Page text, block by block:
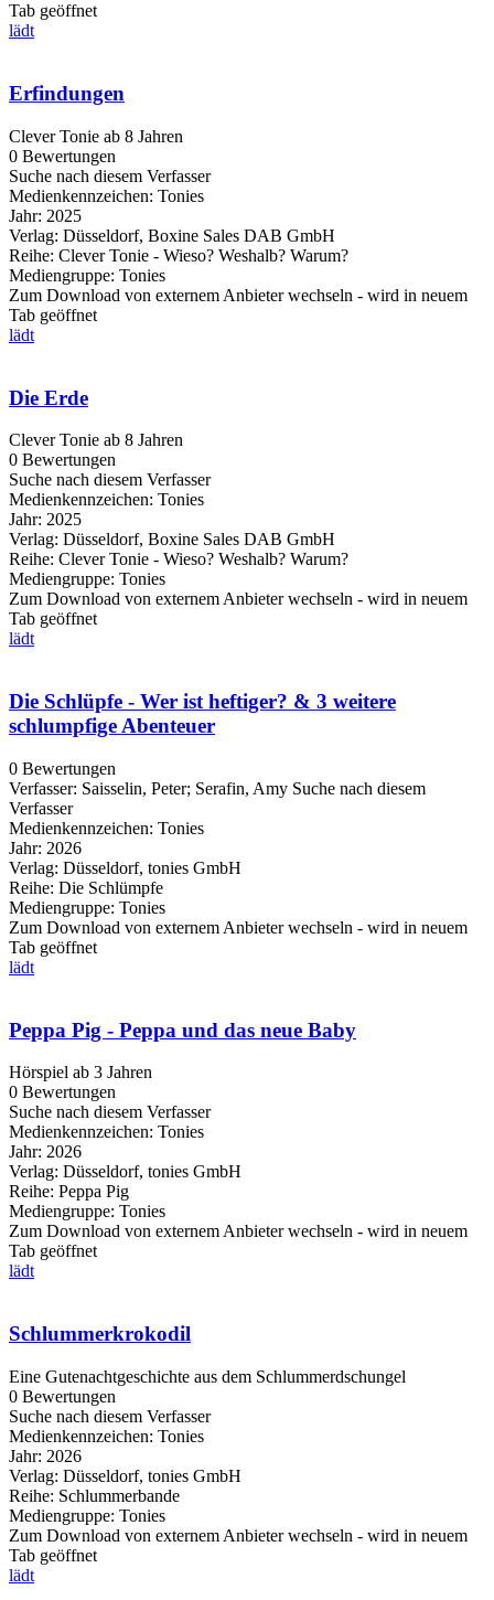
Tab geöffnet
lädt
Erfindungen
Clever Tonie ab 8 Jahren
0 Bewertungen
Suche nach diesem Verfasser
Medienkennzeichen: Tonies
Jahr: 2025
Verlag: Düsseldorf, Boxine Sales DAB GmbH
Reihe: Clever Tonie - Wieso? Weshalb? Warum?
Mediengruppe: Tonies
Zum Download von externem Anbieter wechseln - wird in neuem
Tab geöffnet
lädt
Die Erde
Clever Tonie ab 8 Jahren
0 Bewertungen
Suche nach diesem Verfasser
Medienkennzeichen: Tonies
Jahr: 2025
Verlag: Düsseldorf, Boxine Sales DAB GmbH
Reihe: Clever Tonie - Wieso? Weshalb? Warum?
Mediengruppe: Tonies
Zum Download von externem Anbieter wechseln - wird in neuem
Tab geöffnet
lädt
Die Schlüpfe - Wer ist heftiger? & 3 weitere
schlumpfige Abenteuer
0 Bewertungen
Verfasser: Saisselin, Peter; Serafin, Amy Suche nach diesem
Verfasser
Medienkennzeichen: Tonies
Jahr: 2026
Verlag: Düsseldorf, tonies GmbH
Reihe: Die Schlümpfe
Mediengruppe: Tonies
Zum Download von externem Anbieter wechseln - wird in neuem
Tab geöffnet
lädt
Peppa Pig - Peppa und das neue Baby
Hörspiel ab 3 Jahren
0 Bewertungen
Suche nach diesem Verfasser
Medienkennzeichen: Tonies
Jahr: 2026
Verlag: Düsseldorf, tonies GmbH
Reihe: Peppa Pig
Mediengruppe: Tonies
Zum Download von externem Anbieter wechseln - wird in neuem
Tab geöffnet
lädt
Schlummerkrokodil
Eine Gutenachtgeschichte aus dem Schlummerdschungel
0 Bewertungen
Suche nach diesem Verfasser
Medienkennzeichen: Tonies
Jahr: 2026
Verlag: Düsseldorf, tonies GmbH
Reihe: Schlummerbande
Mediengruppe: Tonies
Zum Download von externem Anbieter wechseln - wird in neuem
Tab geöffnet
lädt